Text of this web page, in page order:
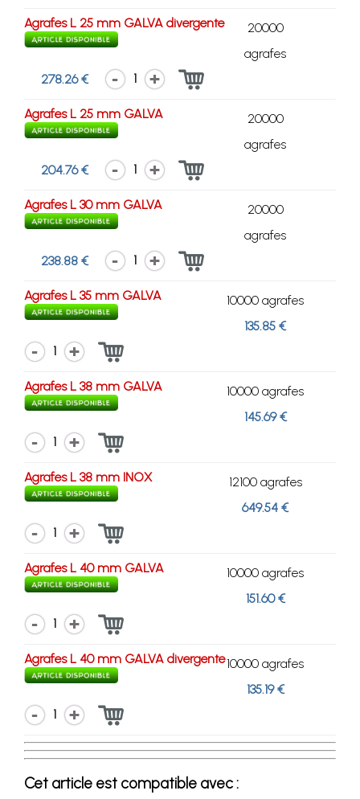
Agrafes L 25 mm GALVA divergente
20000
agrafes
278.26 €
1
Agrafes L 25 mm GALVA
20000
agrafes
204.76 €
1
Agrafes L 30 mm GALVA
20000
agrafes
238.88 €
1
Agrafes L 35 mm GALVA
10000 agrafes
135.85 €
1
Agrafes L 38 mm GALVA
10000 agrafes
145.69 €
1
Agrafes L 38 mm INOX
12100 agrafes
649.54 €
1
Agrafes L 40 mm GALVA
10000 agrafes
151.60 €
1
Agrafes L 40 mm GALVA divergente10000 agrafes
135.19 €
1
Cet article est compatible avec :